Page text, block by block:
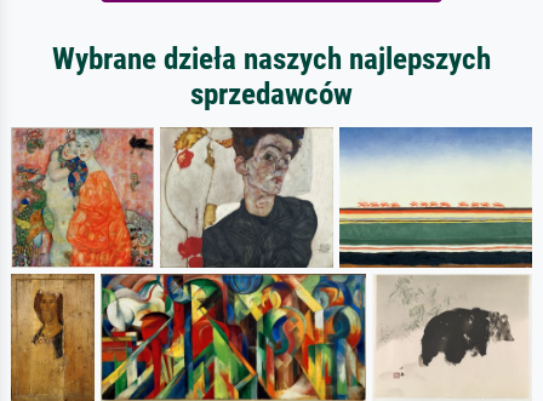
Wybrane dzieła naszych najlepszych
sprzedawców